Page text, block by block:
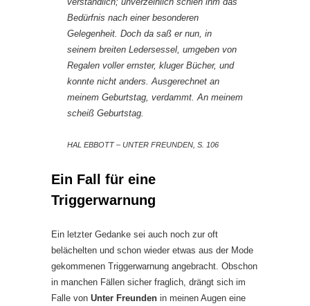
Bedürfnis nach einer besonderen
Gelegenheit. Doch da saß er nun, in
seinem breiten Ledersessel, umgeben von
Regalen voller ernster, kluger Bücher, und
konnte nicht anders. Ausgerechnet an
meinem Geburtstag, verdammt. An meinem
scheiß Geburtstag.
HAL EBBOTT – UNTER FREUNDEN, S. 106
Ein Fall für eine
Triggerwarnung
Ein letzter Gedanke sei auch noch zur oft
belächelten und schon wieder etwas aus der Mode
gekommenen Triggerwarnung angebracht. Obschon
in manchen Fällen sicher fraglich, drängt sich im
Falle von Unter Freunden in meinen Augen eine